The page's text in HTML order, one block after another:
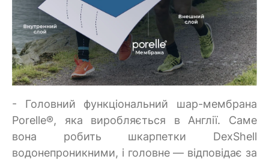
- Головний функціональний шар-мембрана
Porelle®, яка виробляється в Англії. Саме
вона робить шкарпетки DexShell
водонепроникними, і головне — відповідає за